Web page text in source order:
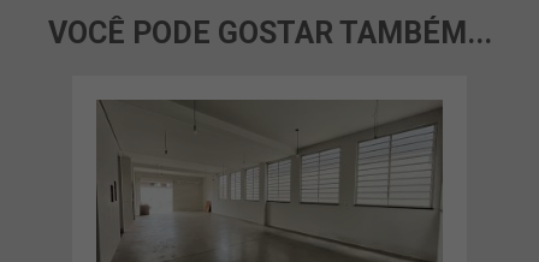
VOCÊ PODE GOSTAR TAMBÉM...